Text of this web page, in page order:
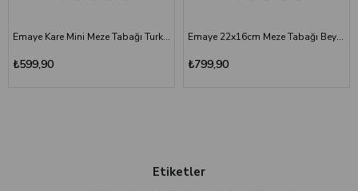
Emaye Kare Mini Meze Tabağı Turkuaz 11 cm
₺599,90
Emaye 22x16cm Meze Tabağı Beyaz - Kordon Turkuaz
₺799,90
Etiketler